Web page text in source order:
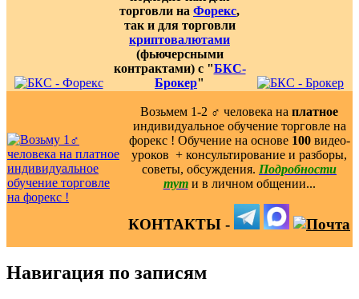
торговли на Форекс,
так и для торговли
криптовалютами
(фьючерсными
контрактами) с "БКС-
Брокер"
Возьмем 1-2 ‍♂️ человека на платное
индивидуальное обучение торговле на
форекс ! Обучение на основе 100видео-
уроков ️ + консультирование и разборы,
советы, обсуждения. Подробности
тут и в личном общении...
КОНТАКТЫ -
Навигация по записям